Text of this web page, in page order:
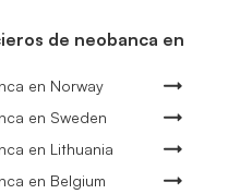
de neobanca en
en Norway
en Sweden
en Lithuania
en Belgium